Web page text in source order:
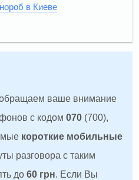
в Киеве
ваше внимание
с кодом070 (700),
короткие мобильные
разговора с таким
до60 грн. Если Вы